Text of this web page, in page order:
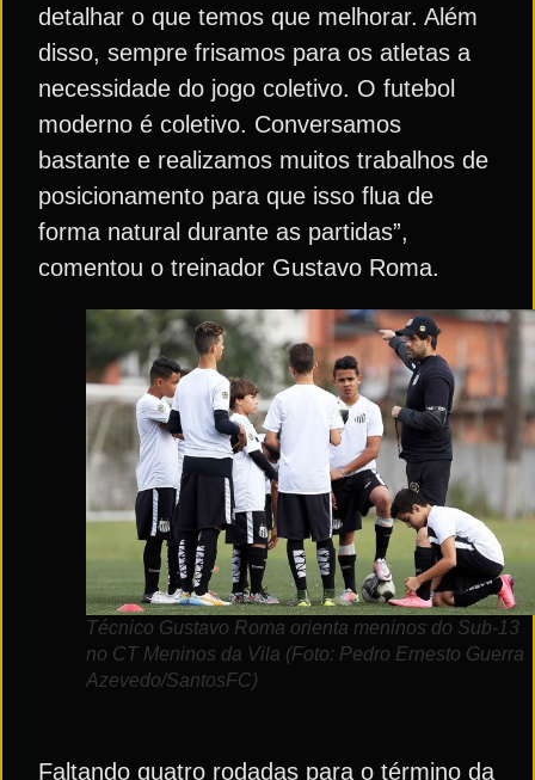
detalhar o que temos que melhorar. Além
disso, sempre frisamos para os atletas a
necessidade do jogo coletivo. O futebol
moderno é coletivo. Conversamos
bastante e realizamos muitos trabalhos de
posicionamento para que isso flua de
forma natural durante as partidas”,
comentou o treinador Gustavo Roma.
Técnico Gustavo Roma orienta meninos do Sub-13
no CT Meninos da Vila (Foto: Pedro Ernesto Guerra
Azevedo/SantosFC)
Faltando quatro rodadas para o término da